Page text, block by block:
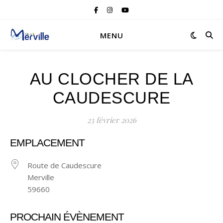
MENU
AU CLOCHER DE LA
CAUDESCURE
23 février 2026
EMPLACEMENT
Route de Caudescure
Merville
59660
PROCHAIN ÉVÈNEMENT